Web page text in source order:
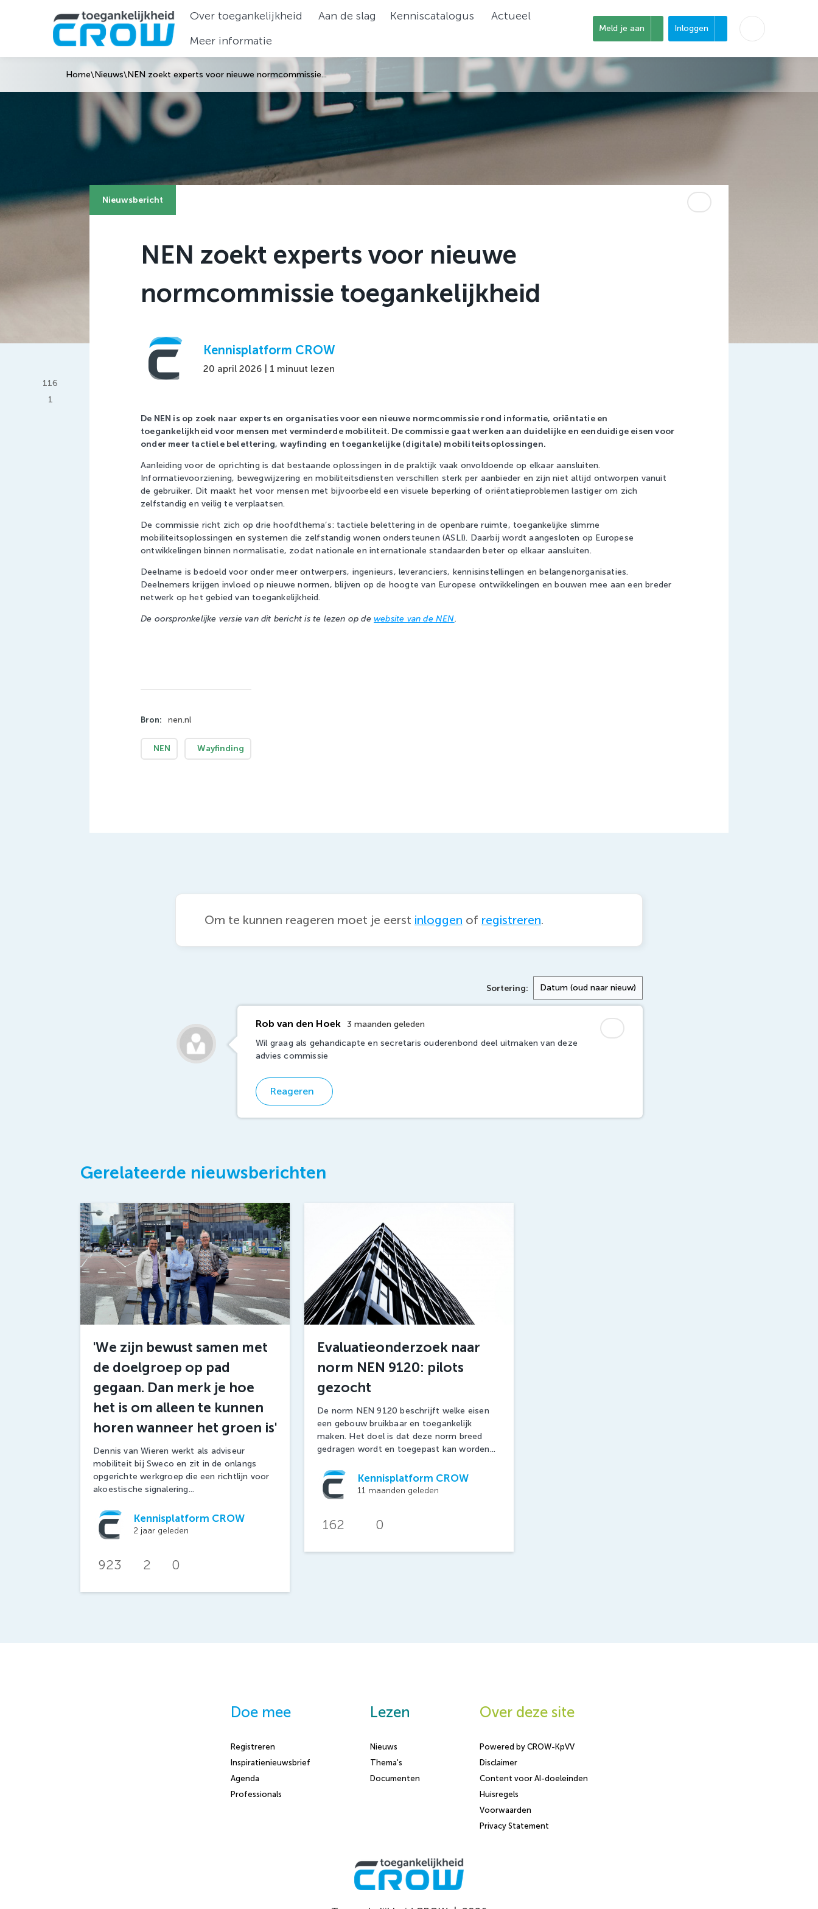
Over toegankelijkheid Aan de slag Kenniscatalogus
Actueel
Meer informatie
Meld je aan Inloggen
Home\Nieuws\NEN zoekt experts voor nieuwe normcommissie...
Nieuwsbericht
NEN zoekt experts voor nieuwe
normcommissie toegankelijkheid
Kennisplatform CROW
20 april 2026 | 1 minuut lezen
De NEN is op zoek naar experts en organisaties voor een nieuwe normcommissie rond informatie, oriëntatie en
toegankelijkheid voor mensen met verminderde mobiliteit. De commissie gaat werken aan duidelijke en eenduidige eisen voor
onder meer tactiele belettering, wayfinding en toegankelijke (digitale) mobiliteitsoplossingen.
Aanleiding voor de oprichting is dat bestaande oplossingen in de praktijk vaak onvoldoende op elkaar aansluiten.
Informatievoorziening, bewegwijzering en mobiliteitsdiensten verschillen sterk per aanbieder en zijn niet altijd ontworpen vanuit
de gebruiker. Dit maakt het voor mensen met bijvoorbeeld een visuele beperking of oriëntatieproblemen lastiger om zich
zelfstandig en veilig te verplaatsen.
De commissie richt zich op drie hoofdthema’s: tactiele belettering in de openbare ruimte, toegankelijke slimme
mobiliteitsoplossingen en systemen die zelfstandig wonen ondersteunen (ASLI). Daarbij wordt aangesloten op Europese
ontwikkelingen binnen normalisatie, zodat nationale en internationale standaarden beter op elkaar aansluiten.
Deelname is bedoeld voor onder meer ontwerpers, ingenieurs, leveranciers, kennisinstellingen en belangenorganisaties.
Deelnemers krijgen invloed op nieuwe normen, blijven op de hoogte van Europese ontwikkelingen en bouwen mee aan een breder
netwerk op het gebied van toegankelijkheid.
De oorspronkelijke versie van dit bericht is te lezen op dewebsite van de NEN.
Bron: nen.nl
NEN Wayfinding
116
1
Deel op Facebook. Link opent in een nieuw venster.
Deel op LinkedIn. Link opent in een nieuw venster.
Om te kunnen reageren moet je eerst inloggen of registreren.
Sortering:
Rob van den Hoek 3 maanden geleden
Wil graag als gehandicapte en secretaris ouderenbond deel uitmaken van deze
advies commissie
Reageren
Gerelateerde nieuwsberichten
'We zijn bewust samen met
de doelgroep op pad
gegaan. Dan merk je hoe
het is om alleen te kunnen
horen wanneer het groen is'
Dennis van Wieren werkt als adviseur
mobiliteit bij Sweco en zit in de onlangs
opgerichte werkgroep die een richtlijn voor
akoestische signalering...
Kennisplatform CROW
2 jaar geleden
923 2 0
Evaluatieonderzoek naar
norm NEN 9120: pilots
gezocht
De norm NEN 9120 beschrijft welke eisen
een gebouw bruikbaar en toegankelijk
maken. Het doel is dat deze norm breed
gedragen wordt en toegepast kan worden...
Kennisplatform CROW
11 maanden geleden
162 0
Doe mee
Registreren
Inspiratienieuwsbrief
Agenda
Professionals
Lezen
Nieuws
Thema's
Documenten
Over deze site
Powered by CROW-KpVV
Disclaimer
Content voor AI-doeleinden
Huisregels
Voorwaarden
Privacy Statement